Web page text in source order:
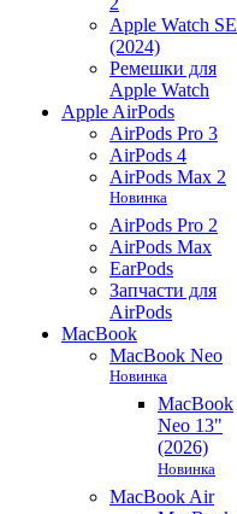
Apple Watch SE
(2024)
Ремешки для
Apple Watch
Apple AirPods
AirPods Pro 3
AirPods 4
AirPods Max 2
Новинка
AirPods Pro 2
AirPods Max
EarPods
Запчасти для
AirPods
MacBook
MacBook Neo
Новинка
MacBook
Neo 13"
(2026)
Новинка
MacBook Air